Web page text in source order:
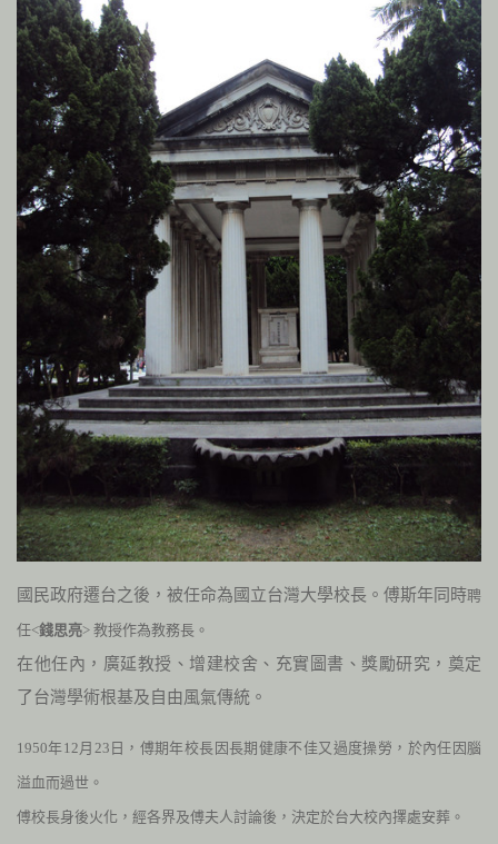
國民政府遷台之後，被任命為國立台灣大學校長。傅斯年同時聘
任<錢思亮> 教授作為教務長。
在他任內，廣延教授、增建校舍、充實圖書、獎勵研究，奠定
了台灣學術根基及自由風氣傳統。
1950年12 月 23 日，傅期年校長因長期健康不佳又過度操勞， 於內任因腦
溢血而過世。
傅校長身後火化，經各界及傅夫人討論後，決定於台大校內擇處安葬。